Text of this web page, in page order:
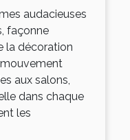
audacieuses
façonne
la décoration
mouvement
aux salons,
dans chaque
les